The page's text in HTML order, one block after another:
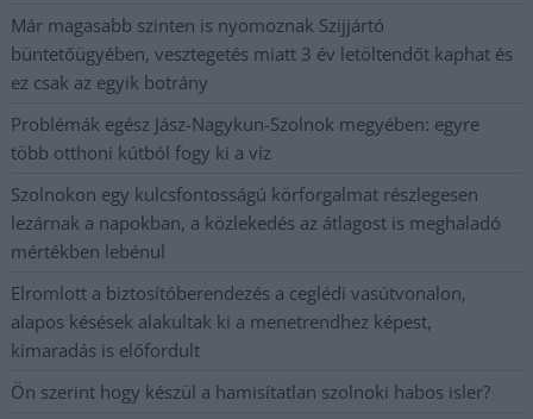
Már magasabb szinten is nyomoznak Szijjártó
büntetőügyében, vesztegetés miatt 3 év letöltendőt kaphat és
ez csak az egyik botrány
Problémák egész Jász-Nagykun-Szolnok megyében: egyre
több otthoni kútból fogy ki a víz
Szolnokon egy kulcsfontosságú körforgalmat részlegesen
lezárnak a napokban, a közlekedés az átlagost is meghaladó
mértékben lebénul
Elromlott a biztosítóberendezés a ceglédi vasútvonalon,
alapos késések alakultak ki a menetrendhez képest,
kimaradás is előfordult
Ön szerint hogy készül a hamisítatlan szolnoki habos isler?